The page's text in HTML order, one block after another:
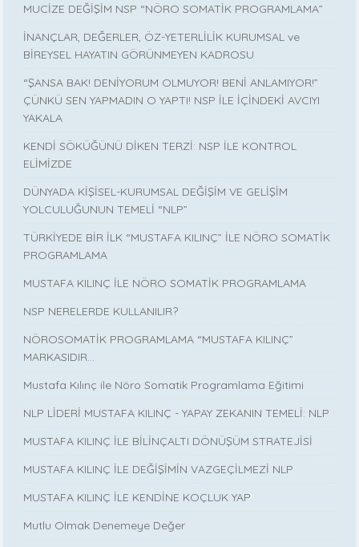
MUCİZE DEĞİŞİM NSP “NÖRO SOMATİK PROGRAMLAMA”
İNANÇLAR, DEĞERLER, ÖZ-YETERLİLİK KURUMSAL ve
BİREYSEL HAYATIN GÖRÜNMEYEN KADROSU
“ŞANSA BAK! DENİYORUM OLMUYOR! BENİ ANLAMIYOR!”
ÇÜNKÜ SEN YAPMADIN O YAPTI! NSP İLE İÇİNDEKİ AVCIYI
YAKALA
KENDİ SÖKÜĞÜNÜ DİKEN TERZİ: NSP İLE KONTROL
ELİMİZDE
DÜNYADA KİŞİSEL-KURUMSAL DEĞİŞİM VE GELİŞİM
YOLCULUĞUNUN TEMELİ “NLP”
TÜRKİYEDE BİR İLK “MUSTAFA KILINÇ” İLE NÖRO SOMATİK
PROGRAMLAMA
MUSTAFA KILINÇ İLE NÖRO SOMATİK PROGRAMLAMA
NSP NERELERDE KULLANILIR?
NÖROSOMATİK PROGRAMLAMA “MUSTAFA KILINÇ”
MARKASIDIR…
Mustafa Kılınç ile Nöro Somatik Programlama Eğitimi
NLP LİDERİ MUSTAFA KILINÇ - YAPAY ZEKANIN TEMELİ: NLP
MUSTAFA KILINÇ İLE BİLİNÇALTI DÖNÜŞÜM STRATEJİSİ
MUSTAFA KILINÇ İLE DEĞİŞİMİN VAZGEÇİLMEZİ NLP
MUSTAFA KILINÇ İLE KENDİNE KOÇLUK YAP
Mutlu Olmak Denemeye Değer